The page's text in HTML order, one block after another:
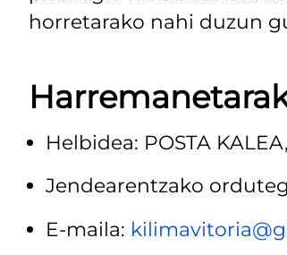
horretarako nahi duzun
Helbidea: POSTA
Jendearentzako
E-maila: